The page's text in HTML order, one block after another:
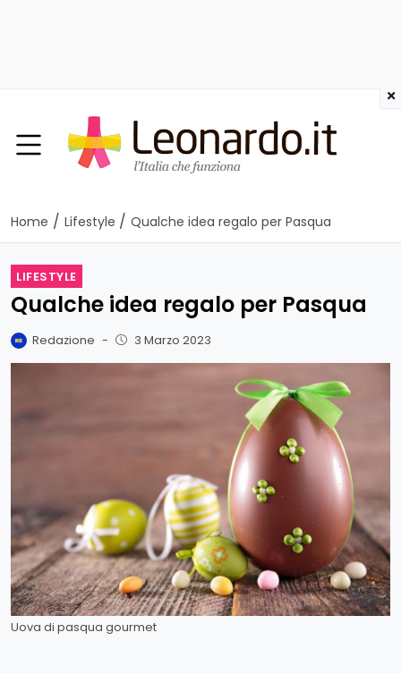
Home / Lifestyle / Qualche idea regalo per Pasqua
LIFESTYLE
Qualche idea regalo per Pasqua
Redazione - 3 Marzo 2023
Uova di pasqua gourmet
×